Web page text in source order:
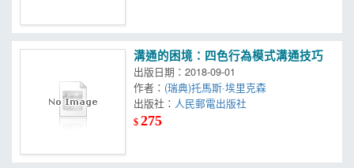
溝通的困境：四色行為模式溝通技巧
出版日期：2018-09-01
作者： (瑞典)托馬斯·埃里克森
出版社： 人民郵電出版社
$275